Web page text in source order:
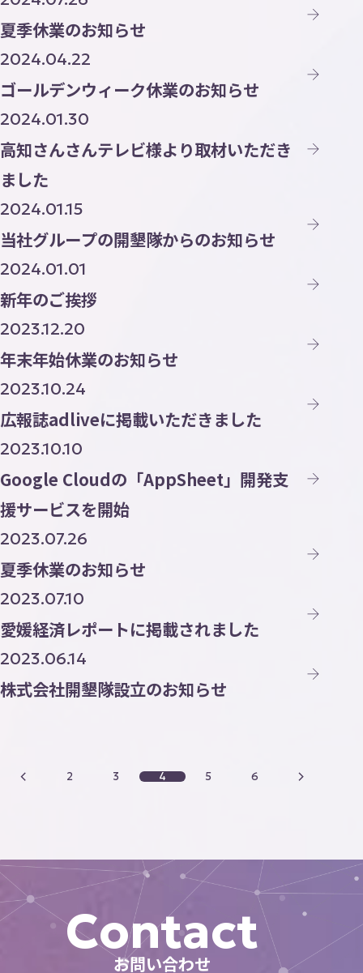
プライバシーポリシー
AI活用ポリシー
ISMS方針
夏季休業のお知らせ
2024.04.22
ゴールデンウィーク休業のお知らせ
2024.01.30
高知さんさんテレビ様より取材いただき
ました
2024.01.15
当社グループの開墾隊からのお知らせ
2024.01.01
新年のご挨拶
2023.12.20
年末年始休業のお知らせ
2023.10.24
広報誌adliveに掲載いただきました
2023.10.10
Google Cloudの「AppSheet」開発支
援サービスを開始
2023.07.26
夏季休業のお知らせ
2023.07.10
愛媛経済レポートに掲載されました
2023.06.14
株式会社開墾隊設立のお知らせ
2 3 4 5 6
Contact
お問い合わせ